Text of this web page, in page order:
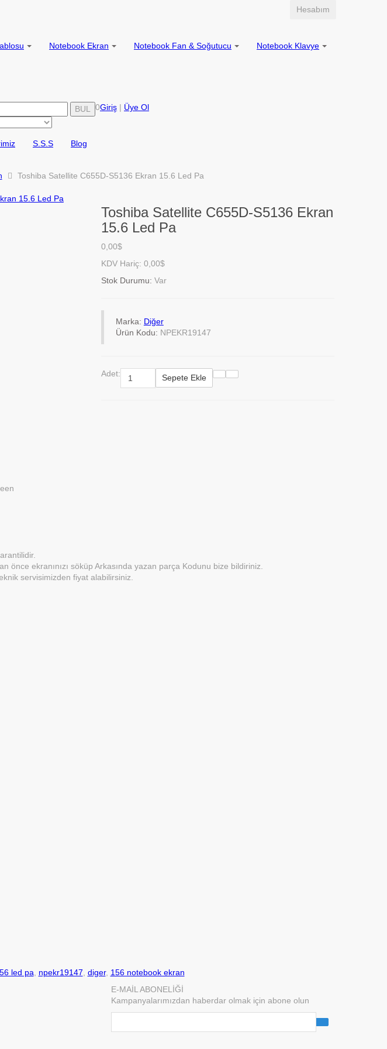
Hesabım
Notebook Ekran Notebook Fan & Soğutucu Notebook Klavye
BUL Giriş | Üye Ol
0
S.S.S Blog
Toshiba Satellite C655D-S5136 Ekran 15.6 Led Pa
Toshiba Satellite C655D-S5136 Ekran
15.6 Led Pa
0,00$
KDV Hariç: 0,00$
Stok Durumu: Var
Marka: Diğer
Ürün Kodu: NPEKR19147
Adet: Sepete Ekle
önce ekranınızı söküp Arkasında yazan parça Kodunu bize bildiriniz.
servisimizden fiyat alabilirsiniz.
led pa npekr19147 diger, 156 notebook ekran
E-MAİL ABONELİĞİ
Kampanyalarımızdan haberdar olmak için abone olun